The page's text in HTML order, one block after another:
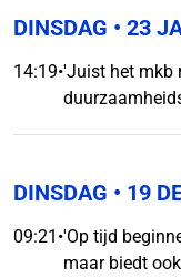
DINSDAG • 23
14:19•'Juist het mkb
DINSDAG • 19
09:21 •'Op tijd
maar biedt